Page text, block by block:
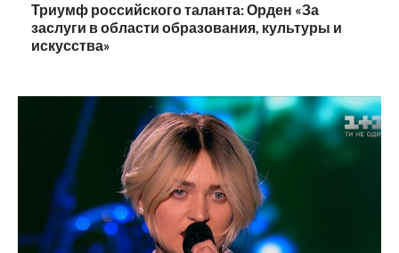
Триумф российского таланта: Орден «За
заслуги в области образования, культуры и
искусства»